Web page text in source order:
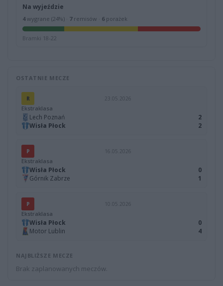
Na wyjeździe
4wygrane (24%) · 7remisów · 6porażek
Bramki 18-22
OSTATNIE MECZE
R 23.05.2026
Ekstraklasa
Lech Poznań
2
Wisła Płock
2
P 16.05.2026
Ekstraklasa
Wisła Płock
0
Górnik Zabrze
1
P 10.05.2026
Ekstraklasa
Wisła Płock
0
Motor Lublin
4
NAJBLIŻSZE MECZE
Brak zaplanowanych meczów.